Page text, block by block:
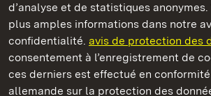
d’analyse et de statistiques
plus amples informations dans notre
confidentialité. avis de protection des
consentement à l’enregistrement de
ces derniers est effectué en
allemande sur la protection des
Château résidentiel de Rastatt
Châteaux et jardins publics du Bade-